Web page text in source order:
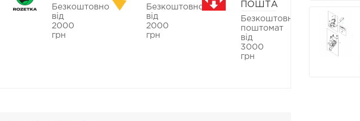
Безкоштовно
від
2000
грн
Безкоштовно
від
2000
грн
ПОШТА
Безкоштовно
поштомат
від
3000
грн